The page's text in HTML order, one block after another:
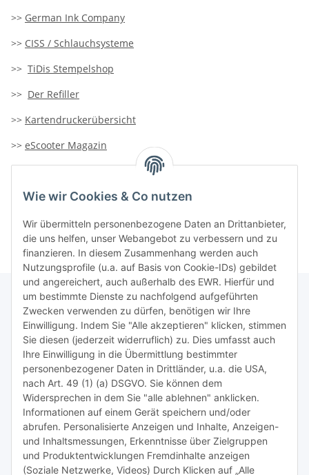
>> German Ink Company
>> CISS / Schlauchsysteme
>> TiDis Stempelshop
>> Der Refiller
>> Kartendruckerübersicht
>> eScooter Magazin
>>Containersucher
>>Goldinfoseite
TiDis Lizenzsystem
Meist besuchte Seiten:
Tipps & Tricks rund um Sublimation
TiDis Videos auf Youtube
Nachfüllpreise für Druckerpatronen
Refillservice Patronen verpacken
Wie wir Cookies & Co nutzen
Wir übermitteln personenbezogene Daten an Drittanbieter,
die uns helfen, unser Webangebot zu verbessern und zu
finanzieren. In diesem Zusammenhang werden auch
Nutzungsprofile (u.a. auf Basis von Cookie-IDs) gebildet
und angereichert, auch außerhalb des EWR. Hierfür und
um bestimmte Dienste zu nachfolgend aufgeführten
Zwecken verwenden zu dürfen, benötigen wir Ihre
Einwilligung. Indem Sie "Alle akzeptieren" klicken, stimmen
Sie diesen (jederzeit widerruflich) zu. Dies umfasst auch
Ihre Einwilligung in die Übermittlung bestimmter
personenbezogener Daten in Drittländer, u.a. die USA,
nach Art. 49 (1) (a) DSGVO. Sie können dem
Widersprechen in dem Sie "alle ablehnen" anklicken.
Informationen auf einem Gerät speichern und/oder
abrufen. Personalisierte Anzeigen und Inhalte, Anzeigen-
und Inhaltsmessungen, Erkenntnisse über Zielgruppen
und Produktentwicklungen Fremdinhalte anzeigen
(Soziale Netzwerke, Videos) Durch Klicken auf „Alle